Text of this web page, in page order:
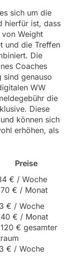
sich um die
hierfür ist, dass
Weight
und die Treffen
Die
Coaches
sind genauso
WW
die
Diese
können sich
erhöhen, als
Preise
€ / Woche
€ / Monat
€ / Woche
€ / Monat
€ gesamter
€ / Woche